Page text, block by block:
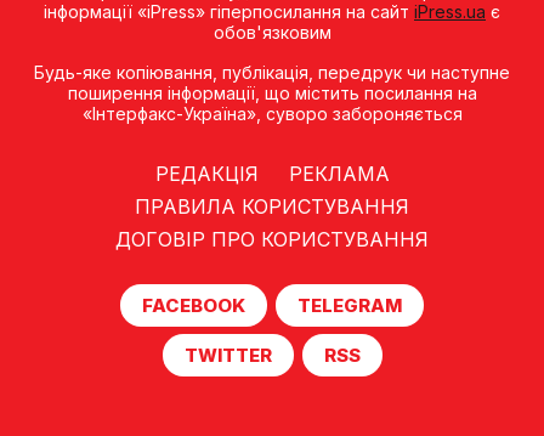
інформації «iPress» гіперпосилання на сайт iPress.ua є
обов'язковим
Будь-яке копiювання, публiкацiя, передрук чи наступне
поширення iнформацiї, що мiстить посилання на
«Iнтерфакс-Україна», суворо забороняється
РЕДАКЦІЯ
РЕКЛАМА
ПРАВИЛА КОРИСТУВАННЯ
ДОГОВІР ПРО КОРИСТУВАННЯ
FACEBOOK TELEGRAM
TWITTER RSS